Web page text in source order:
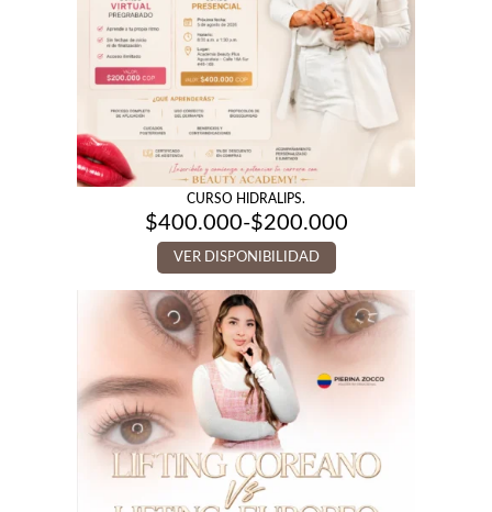
CURSO HIDRALIPS.
$200.000
-
$400.000
Rango
de
precios:
desde
$200.000
hasta
$400.000
VER DISPONIBILIDAD